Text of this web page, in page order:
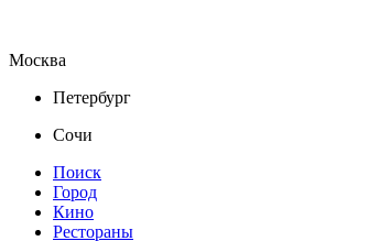
Москва
Петербург
Сочи
Поиск
Город
Кино
Рестораны